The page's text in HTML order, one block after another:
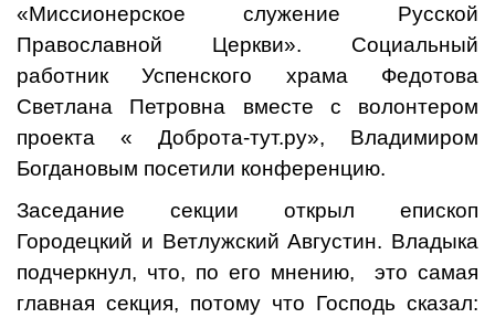
«Миссионерское служение Русской
Православной Церкви». Социальный
работник Успенского храма Федотова
Светлана Петровна вместе с волонтером
проекта « Доброта-тут.ру», Владимиром
Богдановым посетили конференцию.
Заседание секции открыл епископ
Городецкий и Ветлужский Августин. Владыка
подчеркнул, что, по его мнению, это самая
главная секция, потому что Господь сказал: